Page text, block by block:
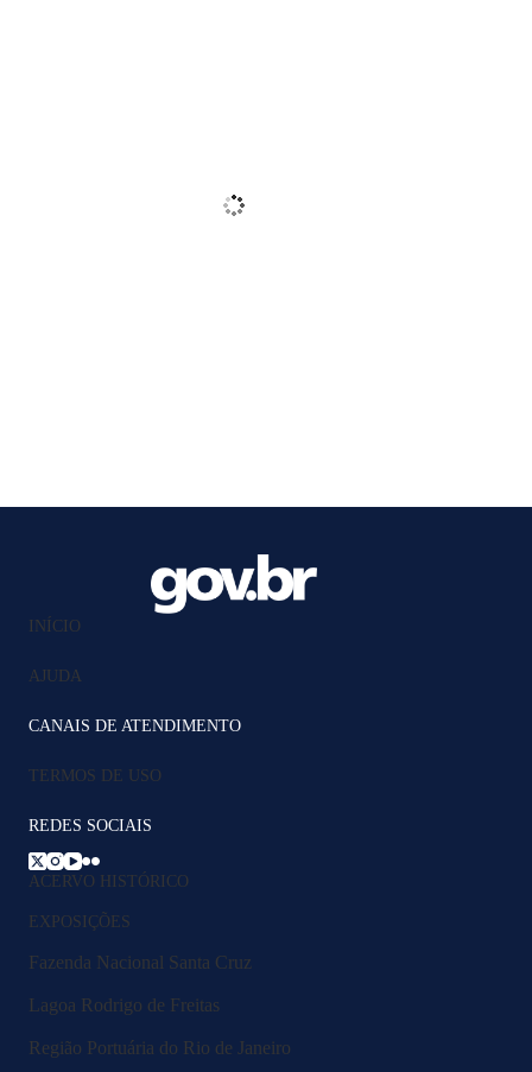
INÍCIO
AJUDA
CANAIS DE ATENDIMENTO
TERMOS DE USO
REDES SOCIAIS
ACERVO HISTÓRICO
EXPOSIÇÕES
Fazenda Nacional Santa Cruz
Lagoa Rodrigo de Freitas
Região Portuária do Rio de Janeiro